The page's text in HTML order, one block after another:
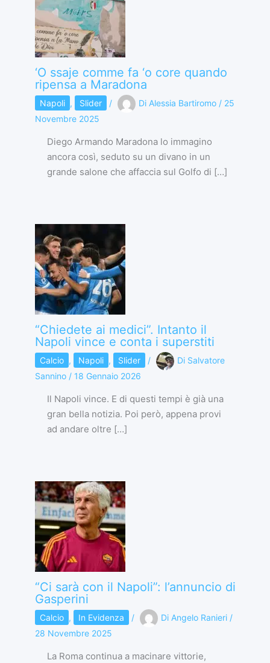
‘O ssaje comme fa ‘o core quando
ripensa a Maradona
Napoli , Slider / Di Alessia Bartiromo / 25
Novembre 2025
Diego Armando Maradona lo immagino
ancora così, seduto su un divano in un
grande salone che affaccia sul Golfo di […]
“Chiedete ai medici”. Intanto il
Napoli vince e conta i superstiti
Calcio , Napoli , Slider / Di Salvatore
Sannino / 18 Gennaio 2026
Il Napoli vince. E di questi tempi è già una
gran bella notizia. Poi però, appena provi
ad andare oltre […]
“Ci sarà con il Napoli”: l’annuncio di
Gasperini
Calcio , In Evidenza / Di Angelo Ranieri /
28 Novembre 2025
La Roma continua a macinare vittorie,